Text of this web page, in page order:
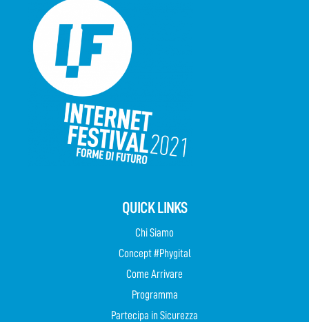
QUICK LINKS
Chi Siamo
Concept #Phygital
Come Arrivare
Programma
Partecipa in Sicurezza